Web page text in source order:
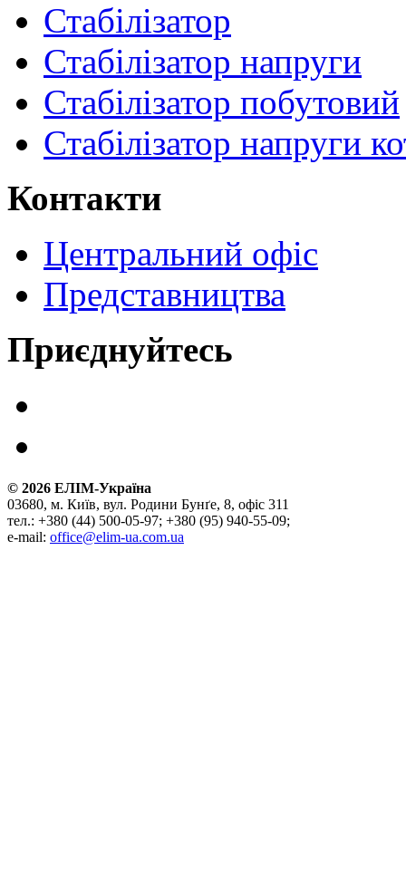
Стабілізатор
Стабілізатор напруги
Стабілізатор побутовий
Стабілізатор напруги
Контакти
Центральний офіс
Представництва
Приєднуйтесь
© 2026 ЕЛІМ-Україна
03680, м. Київ, вул. Родини Бунґе, 8, офіс 311
тел.: +380 (44) 500-05-97; +380 (95) 940-55-09;
e-mail: office@elim-ua.com.ua